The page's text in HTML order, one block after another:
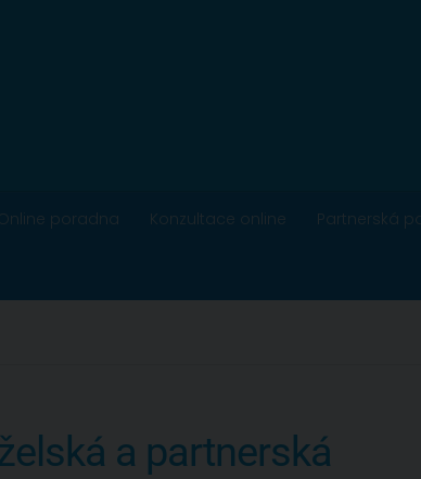
poradna Konzultace online Partnerská
a partnerská